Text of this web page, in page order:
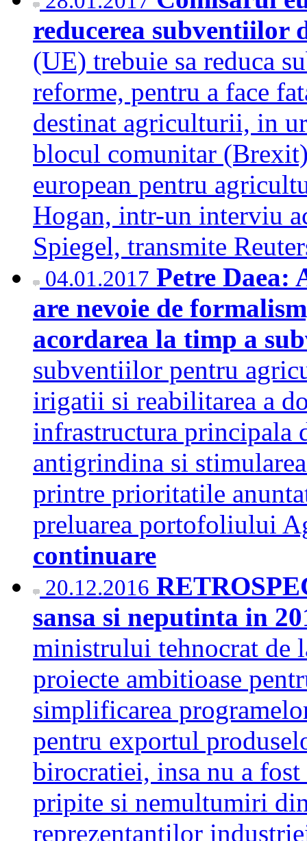
reducerea subventiilor
(UE) trebuie sa reduca
reforme, pentru a face
destinat agriculturii, in
blocul comunitar
european pentru
Hogan, intr-un interviu
Spiegel, transmite
04.01.2017 Petre Daea:
are nevoie de
acordarea la timp a
subventiilor pentru
irigatii si reabilitarea a
infrastructura principala
antigrindina si
printre prioritatile
preluarea portofoliului
continuare
20.12.2016
sansa si neputinta in
ministrului tehnocrat de
proiecte ambitioase
simplificarea
pentru exportul
birocratiei, insa nu a
pripite si nemultumiri
reprezentantilor